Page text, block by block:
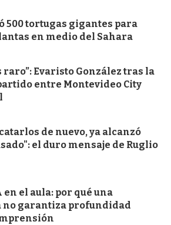
500 tortugas gigantes para
en medio del Sahara
raro”: Evaristo González tras la
entre Montevideo City
de nuevo, ya alcanzó
el duro mensaje de Ruglio
el aula: por qué una
no garantiza profundidad